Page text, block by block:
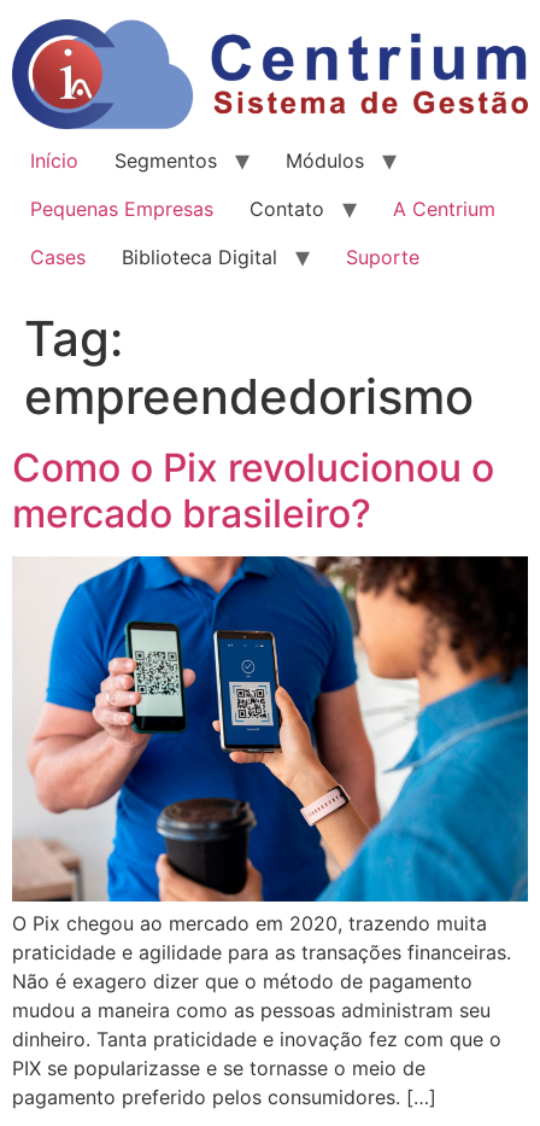
Início Segmentos
Módulos
Pequenas Empresas
Contato
A Centrium
Cases
Biblioteca Digital Suporte
Tag:
empreendedorismo
Como o Pix revolucionou o
mercado brasileiro?
O Pix chegou ao mercado em 2020, trazendo muita
praticidade e agilidade para as transações financeiras.
Não é exagero dizer que o método de pagamento
mudou a maneira como as pessoas administram seu
dinheiro. Tanta praticidade e inovação fez com que o
PIX se popularizasse e se tornasse o meio de
pagamento preferido pelos consumidores. […]